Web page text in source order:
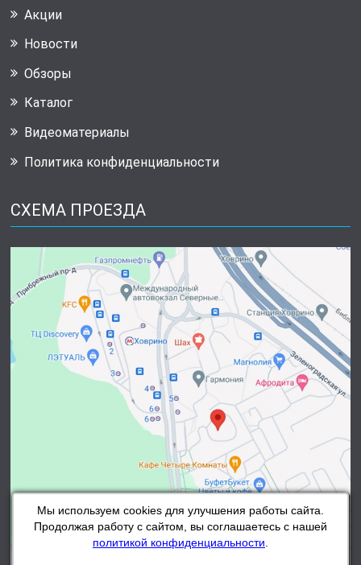
Мы используем cookies для улучшения работы сайта.
Продолжая работу с сайтом, вы соглашаетесь с нашей
политикой конфиденциальности
Акции
Новости
Обзоры
Каталог
Видеоматериалы
Политика конфиденциальности
СХЕМА ПРОЕЗДА